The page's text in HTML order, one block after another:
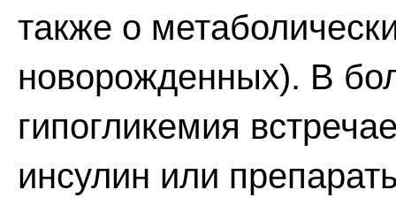
также о
новорожденных). В
гипогликемия
инсулин или